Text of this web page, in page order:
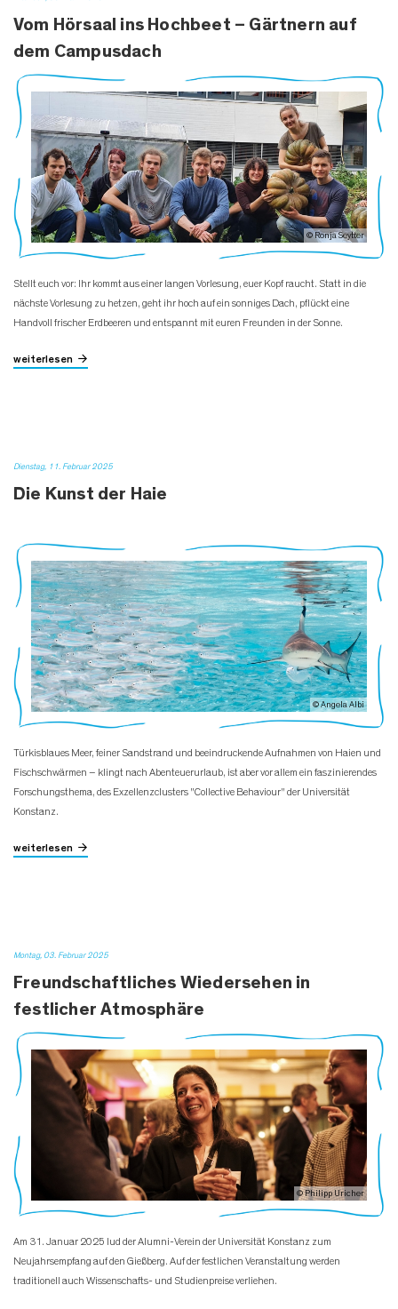
Vom Hörsaal ins Hochbeet – Gärtnern auf
dem Campusdach
© Ronja Seytter
Stellt euch vor: Ihr kommt aus einer langen Vorlesung, euer Kopf raucht. Statt in die
nächste Vorlesung zu hetzen, geht ihr hoch auf ein sonniges Dach, pflückt eine
Handvoll frischer Erdbeeren und entspannt mit euren Freunden in der Sonne.
weiterlesen
Dienstag, 11. Februar 2025
Die Kunst der Haie
© Angela Albi
Türkisblaues Meer, feiner Sandstrand und beeindruckende Aufnahmen von Haien und
Fischschwärmen – klingt nach Abenteuerurlaub, ist aber vor allem ein faszinierendes
Forschungsthema, des Exzellenzclusters "Collective Behaviour" der Universität
Konstanz.
weiterlesen
Montag, 03. Februar 2025
Freundschaftliches Wiedersehen in
festlicher Atmosphäre
© Philipp Uricher
Am 31. Januar 2025 lud der Alumni-Verein der Universität Konstanz zum
Neujahrsempfang auf den Gießberg. Auf der festlichen Veranstaltung werden
traditionell auch Wissenschafts- und Studienpreise verliehen.